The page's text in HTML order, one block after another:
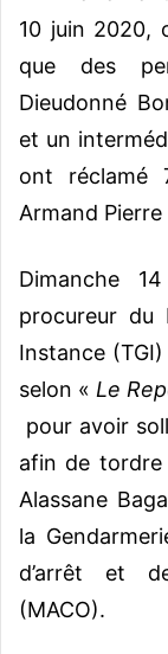
10 juin 2020,
que des
Dieudonné
et un
ont réclamé
Armand
Dimanche
procureur du
Instance
selon « Le
pour avoir
afin de tordre
Alassane
la
d’arrêt et
(MACO).